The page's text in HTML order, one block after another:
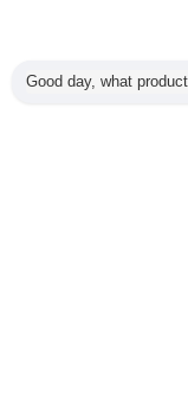
Alle producten
Good day, what